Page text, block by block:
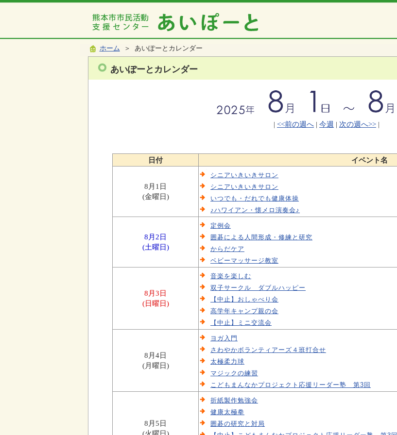
ホーム ＞ あいぽーとカレンダー
あいぽーとカレンダー
| <<前の週へ | 今週 | 次の週へ>> |
日付 イベント名
8月1日
(金曜日)
シニアいきいきサロン
シニアいきいきサロン
いつでも・だれでも健康体操
♪ハワイアン・懐メロ演奏会♪
8月2日
(土曜日)
定例会
囲碁による人間形成・修練と研究
からだケア
ベビーマッサージ教室
8月3日
(日曜日)
音楽を楽しむ
双子サークル ダブルハッピー
【中止】おしゃべり会
高学年キャンプ親の会
【中止】ミニ交流会
8月4日
(月曜日)
ヨガ入門
さわやかボランティアーズ４班打合せ
太極柔力球
マジックの練習
こどもまんなかプロジェクト応援リーダー塾 第3回
8月5日
(火曜日)
折紙製作勉強会
健康太極拳
囲碁の研究と対局